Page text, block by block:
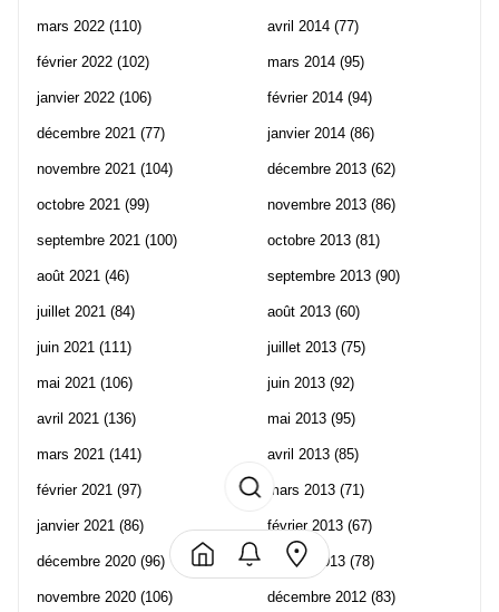
mars 2022 (110)
février 2022 (102)
janvier 2022 (106)
décembre 2021 (77)
novembre 2021 (104)
octobre 2021 (99)
septembre 2021 (100)
août 2021 (46)
juillet 2021 (84)
juin 2021 (111)
mai 2021 (106)
avril 2021 (136)
mars 2021 (141)
février 2021 (97)
janvier 2021 (86)
décembre 2020 (96)
novembre 2020 (106)
avril 2014 (77)
mars 2014 (95)
février 2014 (94)
janvier 2014 (86)
décembre 2013 (62)
novembre 2013 (86)
octobre 2013 (81)
septembre 2013 (90)
août 2013 (60)
juillet 2013 (75)
juin 2013 (92)
mai 2013 (95)
avril 2013 (85)
mars 2013 (71)
février 2013 (67)
janvier 2013 (78)
décembre 2012 (83)